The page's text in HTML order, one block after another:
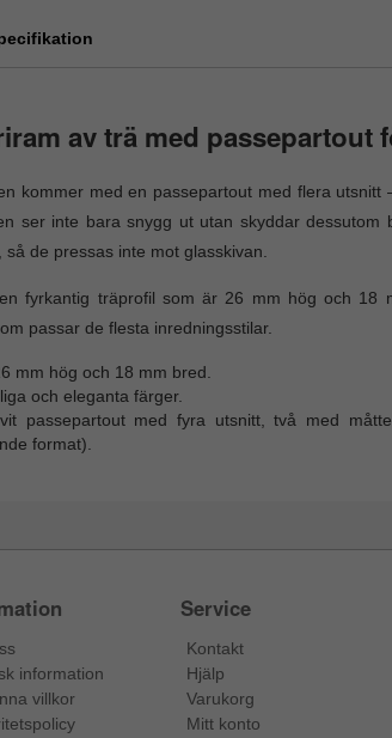
av trä med passepartout
kommer med en passepartout med flera
ser inte bara snygg ut utan skyddar
de pressas inte mot glasskivan.
fyrkantig träprofil som är 26 mm hög och
passar de flesta inredningsstilar.
mm hög och 18 mm bred.
och eleganta färger.
passepartout med fyra utsnitt, två med
format).
information
villkor
Service
Kontakt
Hjälp
Varukorg
Mitt konto